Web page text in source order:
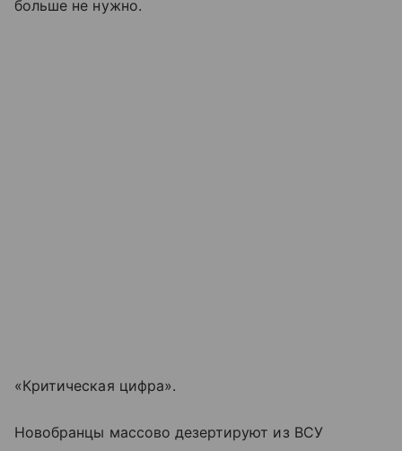
больше не нужно.
«Критическая цифра».
Новобранцы массово дезертируют из ВСУ